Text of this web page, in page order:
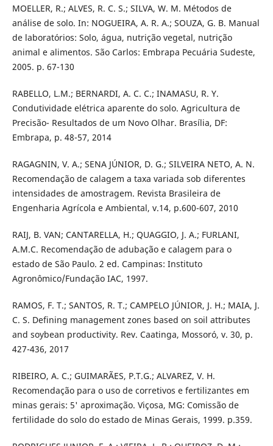
MOELLER, R.; ALVES, R. C. S.; SILVA, W. M. Métodos de
análise de solo. In: NOGUEIRA, A. R. A.; SOUZA, G. B. Manual
de laboratórios: Solo, água, nutrição vegetal, nutrição
animal e alimentos. São Carlos: Embrapa Pecuária Sudeste,
2005. p. 67-130
RABELLO, L.M.; BERNARDI, A. C. C.; INAMASU, R. Y.
Condutividade elétrica aparente do solo. Agricultura de
Precisão- Resultados de um Novo Olhar. Brasília, DF:
Embrapa, p. 48-57, 2014
RAGAGNIN, V. A.; SENA JÚNIOR, D. G.; SILVEIRA NETO, A. N.
Recomendação de calagem a taxa variada sob diferentes
intensidades de amostragem. Revista Brasileira de
Engenharia Agrícola e Ambiental, v.14, p.600-607, 2010
RAIJ, B. VAN; CANTARELLA, H.; QUAGGIO, J. A.; FURLANI,
A.M.C. Recomendação de adubação e calagem para o
estado de São Paulo. 2 ed. Campinas: Instituto
Agronômico/Fundação IAC, 1997.
RAMOS, F. T.; SANTOS, R. T.; CAMPELO JÚNIOR, J. H.; MAIA, J.
C. S. Defining management zones based on soil attributes
and soybean productivity. Rev. Caatinga, Mossoró, v. 30, p.
427-436, 2017
RIBEIRO, A. C.; GUIMARÃES, P.T.G.; ALVAREZ, V. H.
Recomendação para o uso de corretivos e fertilizantes em
minas gerais: 5' aproximação. Viçosa, MG: Comissão de
fertilidade do solo do estado de Minas Gerais, 1999. p.359.